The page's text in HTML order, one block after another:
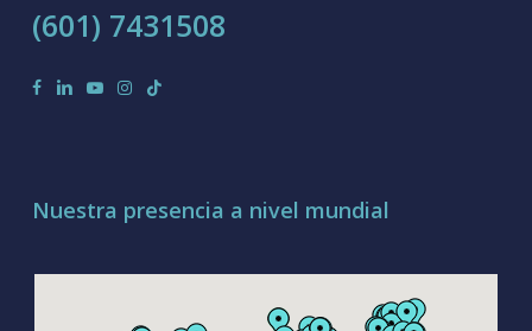
(601) 7431508
facebook
linkedinyoutubeinstagram
tiktok
Nuestra presencia a nivel mundial